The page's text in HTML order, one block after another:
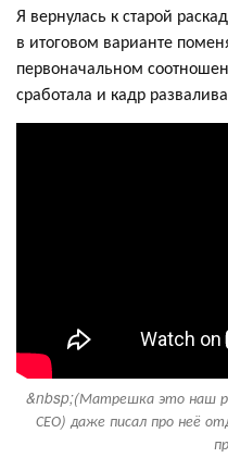
Я вернулась к старой
в итоговом варианте
первоначальном
сработала и кадр
&nbsp;(Матрешка это наш
СЕО) даже писал про неё